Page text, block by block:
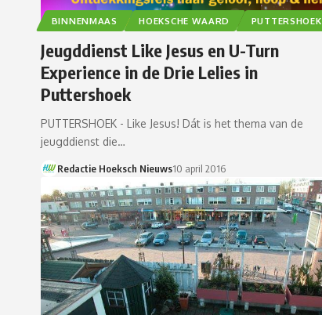
BINNENMAAS HOEKSCHE WAARD PUTTERSHOEK
Jeugddienst Like Jesus en U-Turn
Experience in de Drie Lelies in
Puttershoek
PUTTERSHOEK - Like Jesus! Dát is het thema van de
jeugddienst die…
Redactie Hoeksch Nieuws10 april 2016